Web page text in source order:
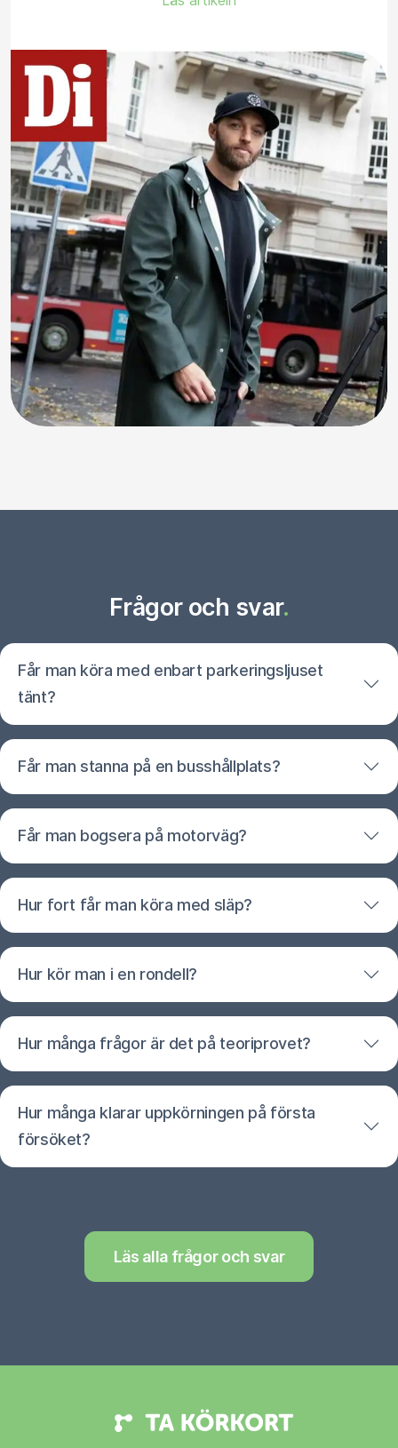
Frågor och svar.
Får man köra med enbart parkeringsljuset
tänt?
Får man stanna på en busshållplats?
Får man bogsera på motorväg?
Hur fort får man köra med släp?
Hur kör man i en rondell?
Hur många frågor är det på teoriprovet?
Hur många klarar uppkörningen på första
försöket?
Läs alla frågor och svar